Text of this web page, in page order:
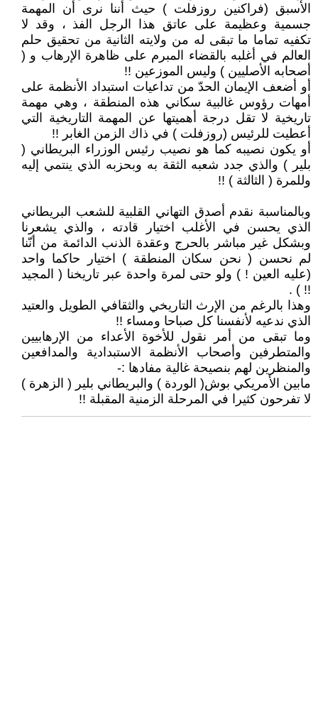
الأسبق (فراكنين روزفلت ) حيث أننا نرى أن المهمة
جسمية وعظيمة على عاتق هذا الرجل الفذ ، وقد لا
تكفيه تماما ما تبقى له من ولايته الثانية من تحقيق حلم
العالم في أغلبه بالقضاء المبرم على ظاهرة الإرهاب و (
أصحابه الأصليين ) وليس الموزعين !!
أو أضعف الإيمان الحدّ من تداعيات استبداد الأنظمة على
أمهات رؤوس غالبية سكاني هذه المنطقة ، وهي مهمة
تاريخية لا تقل درجة أهميتها عن المهمة التاريخية التي
أعطيت للرئيس (روزفلت ) في ذاك الزمن الغابر !!
أو يكون نصيبه كما هو نصيب رئيس الوزراء البريطاني (
بلير ) والذي جدد شعبه الثقة به وبحزبه الذي ينتمي إليه
وللمرة ( الثالثة ) !!
وبالمناسبة نقدم أصدق التهاني القلبية للشعب البريطاني
الذي يحسن في الأغلب اختيار قادته ، والذي يشعرنا
وبشكل غير مباشر بالحرج وعقدة الذنب الدائمة من أنّنا
لم نحسن ( نحن سكان المنطقة ) اختيار حاكما واحد
(عليه العين ! ) ولو حتى لمرة واحدة عبر تاريخنا ( المجيد
!! ) .
وهذا بالرغم من الإرث التاريخي والثقافي الطويل والعتيد
الذي ندعيه لأنفسنا كل صباحا ومساء !!
وما تبقى من أمر نقول للأخوة الأعداء من الإرهابيين
والمتطرفين وأصحاب الأنظمة الاستبدادية والمدافعين
والمنظرين لهم بنصيحة غالية مفادها :-
مابين الأمريكي بوش( الوردة ) والبريطاني بلير ( الزهرة )
لا تفرحون كثيرا في المرحلة الزمنية المقبلة !!